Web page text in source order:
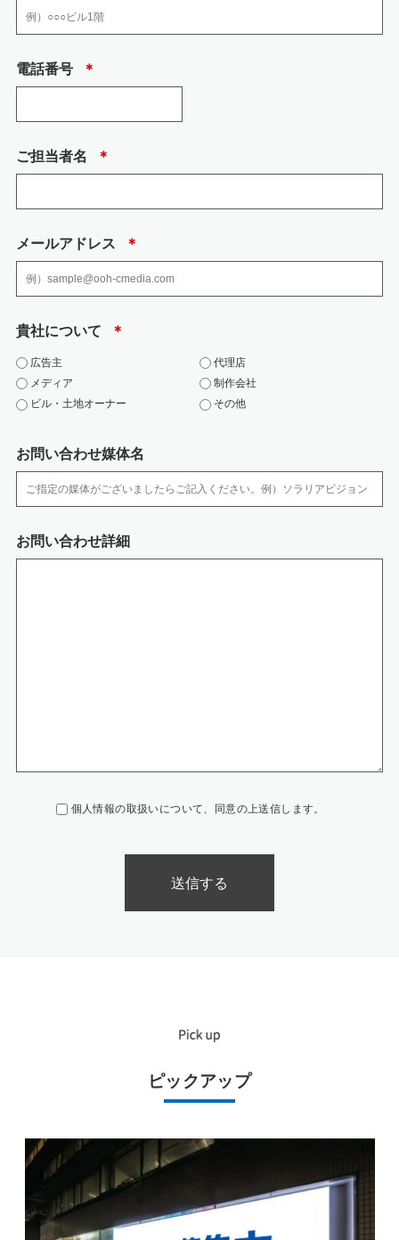
6.安全管理のために講じた措置
関する規程を定め以下の措置を講じております。
(1) 組織的安全管理措置
周知徹底するとと もに、一般の方も入手できるようにウェブページで公開し
・ 取得、利用、保存、提供、削除・廃棄等の段階ごとに、取扱方法、責任
部署や外部の者 による公平な立場からの内部監査を定期的に実施していま
・ 各個人情報を取扱う従業者を制限しています。
(2) 人的安全管理措置
施しております。 ・ 従業者から、秘密保持に関する誓約を得ています。
・ 取扱い担当者以外の従業者や他の権限を有しない者による個人情報の間覧
を防止するた め、取り扱う区域を限定しています。
・ 個人情報を取扱う区域において、従業者の入退出管理及び持ち込む機器等
に保管しています。
・ 個人情報の移送時は、以下の対策をとっております。
電話番号 ＊
ご担当者名 ＊
メールアドレス ＊
貴社について ＊
広告主
代理店
メディア
制作会社
ビル・土地オーナー
その他
お問い合わせ媒体名
お問い合わせ詳細
個人情報の取扱いについて、同意の上送信します。
ピックアップ